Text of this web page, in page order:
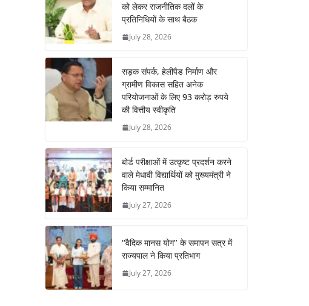
को लेकर राजनीतिक दलों के
प्रतिनिधियों के साथ बैठक
July 28, 2026
सड़क संपर्क, हेलीपैड निर्माण और
ग्रामीण विकास सहित अनेक
परियोजनाओं के लिए 93 करोड़ रुपये
की वित्तीय स्वीकृति
July 28, 2026
बोर्ड परीक्षाओं में उत्कृष्ट प्रदर्शन करने
वाले मेधावी विद्यार्थियों को मुख्यमंत्री ने
किया सम्मानित
July 27, 2026
‘‘वैदिक मानस योग’’ के समापन सत्र में
राज्यपाल ने किया प्रतिभाग
July 27, 2026